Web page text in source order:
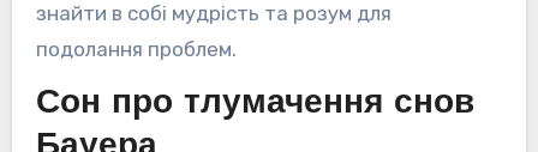
знайти в собі мудрість та розум для
подолання проблем.
Сон про тлумачення снов